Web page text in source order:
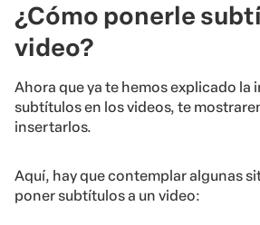
¿Cómo ponerle
video?
Ahora que ya te hemos explicado la
subtítulos en los videos, te
insertarlos.
Aquí, hay que contemplar algunas
poner subtítulos a un video: